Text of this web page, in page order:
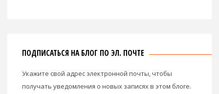
ПОДПИСАТЬСЯ НА БЛОГ ПО ЭЛ. ПОЧТЕ
Укажите свой адрес электронной почты, чтобы
получать уведомления о новых записях в этом блоге.